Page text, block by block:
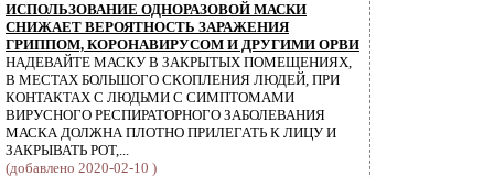
ИСПОЛЬЗОВАНИЕ ОДНОРАЗОВОЙ МАСКИ
СНИЖАЕТ ВЕРОЯТНОСТЬ ЗАРАЖЕНИЯ
ГРИППОМ, КОРОНАВИРУСОМ И ДРУГИМИ ОРВИ
НАДЕВАЙТЕ МАСКУ В ЗАКРЫТЫХ ПОМЕЩЕНИЯХ,
В МЕСТАХ БОЛЬШОГО СКОПЛЕНИЯ ЛЮДЕЙ, ПРИ
КОНТАКТАХ С ЛЮДЬМИ С СИМПТОМАМИ
ВИРУСНОГО РЕСПИРАТОРНОГО ЗАБОЛЕВАНИЯ
МАСКА ДОЛЖНА ПЛОТНО ПРИЛЕГАТЬ К ЛИЦУ И
ЗАКРЫВАТЬ РОТ,...
(добавлено 2020-02-10 )